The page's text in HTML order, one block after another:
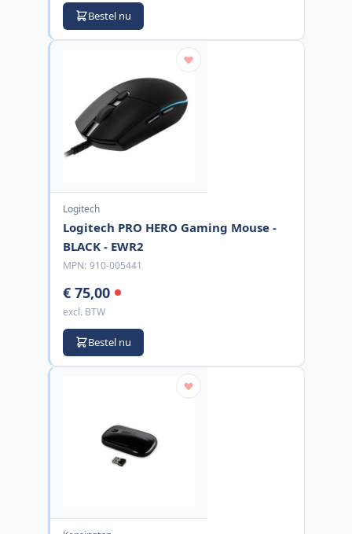
Bestel nu
Logitech
Logitech PRO HERO Gaming Mouse -
BLACK - EWR2
MPN: 910-005441
€ 75,00
excl. BTW
Bestel nu